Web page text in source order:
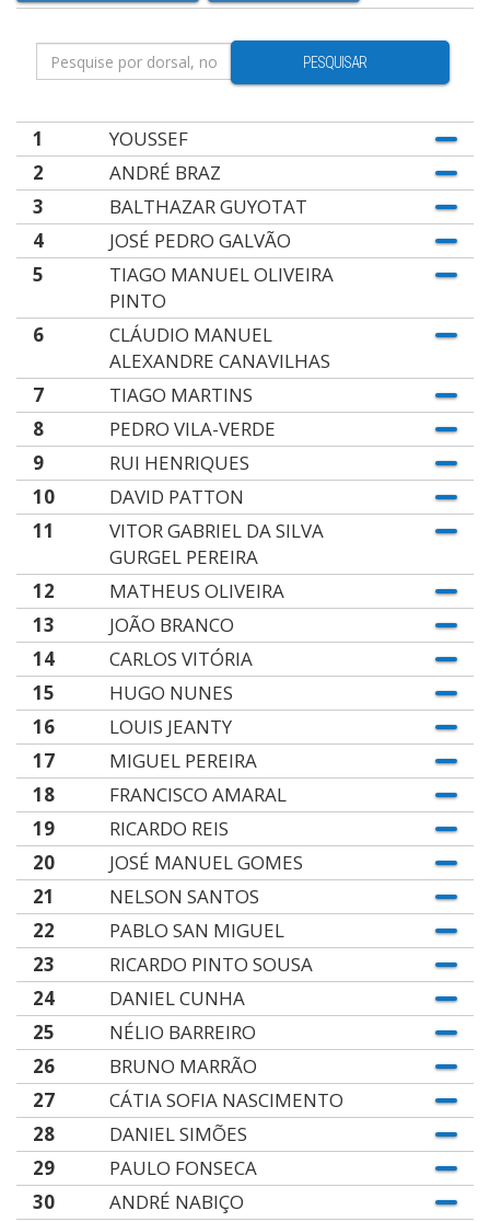
PESQUISAR
1
YOUSSEF
2
ANDRÉ BRAZ
3
BALTHAZAR GUYOTAT
4
JOSÉ PEDRO GALVÃO
5
TIAGO MANUEL OLIVEIRA
PINTO
6
CLÁUDIO MANUEL
ALEXANDRE CANAVILHAS
7
TIAGO MARTINS
8
PEDRO VILA-VERDE
9
RUI HENRIQUES
10
DAVID PATTON
11
VITOR GABRIEL DA SILVA
GURGEL PEREIRA
12
MATHEUS OLIVEIRA
13
JOÃO BRANCO
14
CARLOS VITÓRIA
15
HUGO NUNES
16
LOUIS JEANTY
17
MIGUEL PEREIRA
18
FRANCISCO AMARAL
19
RICARDO REIS
20
JOSÉ MANUEL GOMES
21
NELSON SANTOS
22
PABLO SAN MIGUEL
23
RICARDO PINTO SOUSA
24
DANIEL CUNHA
25
NÉLIO BARREIRO
26
BRUNO MARRÃO
27
CÁTIA SOFIA NASCIMENTO
28
DANIEL SIMÕES
29
PAULO FONSECA
30
ANDRÉ NABIÇO